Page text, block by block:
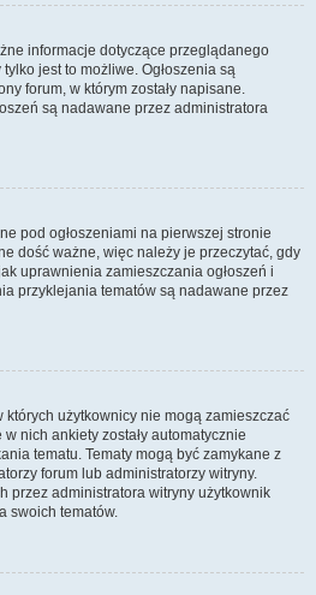
informacje dotyczące przeglądanego
jest to możliwe. Ogłoszenia są
forum, w którym zostały napisane.
są nadawane przez administratora
pod ogłoszeniami na pierwszej stronie
dość ważne, więc należy je przeczytać, gdy
uprawnienia zamieszczania ogłoszeń i
przyklejania tematów są nadawane przez
których użytkownicy nie mogą zamieszczać
nich ankiety zostały automatycznie
tematu. Tematy mogą być zamykane z
forum lub administratorzy witryny.
przez administratora witryny użytkownik
swoich tematów.